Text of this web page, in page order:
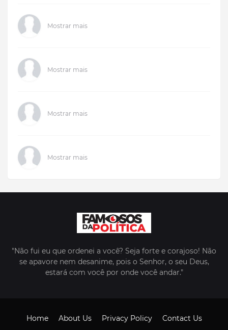
Mostrar mais
Mostrar mais
Mostrar mais
Mostrar mais
"Não fui eu que ordenei a você? Seja forte e corajoso! Não
se apavore nem desanime, pois o Senhor, o seu Deus,
estará com você por onde você andar."
Home About Us Privacy Policy Contact Us